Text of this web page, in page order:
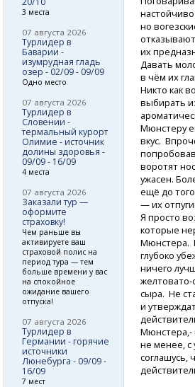
но
их
Давать
в чём их
Никто как
выбирать
Мюнстеру
вкус.
воротят
ужасен.
ещё до
— их
Я просто
которые
Мюнстера.
глубоко
ничего
сыра. Не
и
Мюнстера,-
не менее, с
3 места
07 августа 2026
Турлидер в
Баварии -
изумрудная гладь
озер - 02/09 - 09/09
Одно место
07 августа 2026
Турлидер в
Словении -
термальный курорт
Олимие - источник
долины здоровья -
09/09 - 16/09
4 места
07 августа 2026
Заказали тур —
оформите
страховку!
Чем раньше вы
активируете ваш
страховой полис на
период тура — тем
больше времени у вас
на спокойное
ожидание вашего
отпуска!
07 августа 2026
Турлидер в
Германии - горячие
источники
Люнебурга - 09/09 -
16/09
7 мест